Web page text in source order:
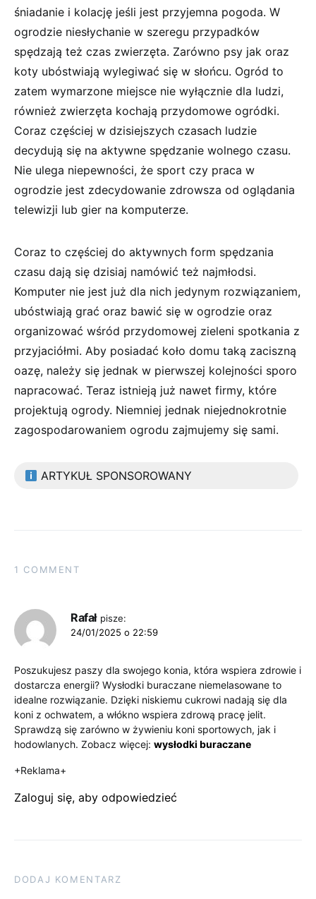
śniadanie i kolację jeśli jest przyjemna pogoda. W
ogrodzie niesłychanie w szeregu przypadków
spędzają też czas zwierzęta. Zarówno psy jak oraz
koty ubóstwiają wylegiwać się w słońcu. Ogród to
zatem wymarzone miejsce nie wyłącznie dla ludzi,
również zwierzęta kochają przydomowe ogródki.
Coraz częściej w dzisiejszych czasach ludzie
decydują się na aktywne spędzanie wolnego czasu.
Nie ulega niepewności, że sport czy praca w
ogrodzie jest zdecydowanie zdrowsza od oglądania
telewizji lub gier na komputerze.
Coraz to częściej do aktywnych form spędzania
czasu dają się dzisiaj namówić też najmłodsi.
Komputer nie jest już dla nich jedynym rozwiązaniem,
ubóstwiają grać oraz bawić się w ogrodzie oraz
organizować wśród przydomowej zieleni spotkania z
przyjaciółmi. Aby posiadać koło domu taką zaciszną
oazę, należy się jednak w pierwszej kolejności sporo
napracować. Teraz istnieją już nawet firmy, które
projektują ogrody. Niemniej jednak niejednokrotnie
zagospodarowaniem ogrodu zajmujemy się sami.
ARTYKUŁ SPONSOROWANY
1 COMMENT
Rafał pisze:
24/01/2025 o 22:59
Poszukujesz paszy dla swojego konia, która wspiera zdrowie i
dostarcza energii? Wysłodki buraczane niemelasowane to
idealne rozwiązanie. Dzięki niskiemu cukrowi nadają się dla
koni z ochwatem, a włókno wspiera zdrową pracę jelit.
Sprawdzą się zarówno w żywieniu koni sportowych, jak i
hodowlanych. Zobacz więcej: wysłodki buraczane
+Reklama+
Zaloguj się, aby odpowiedzieć
DODAJ KOMENTARZ